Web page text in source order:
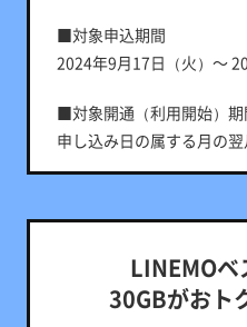
■対象申込期間
2024年9月17日（火）～
■対象開通（利用開始）期
申し込み日の属する月の
＜他社からの乗り換え（
＜新しい電話番号で契約
LINEMOの開通日が属す
LINEMOベ
30GBがおト